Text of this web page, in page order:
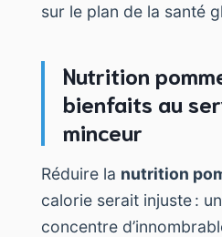
sur le plan de la santé
Nutrition
bienfaits au
minceur
Réduire la nutrition
calorie serait injuste :
concentre